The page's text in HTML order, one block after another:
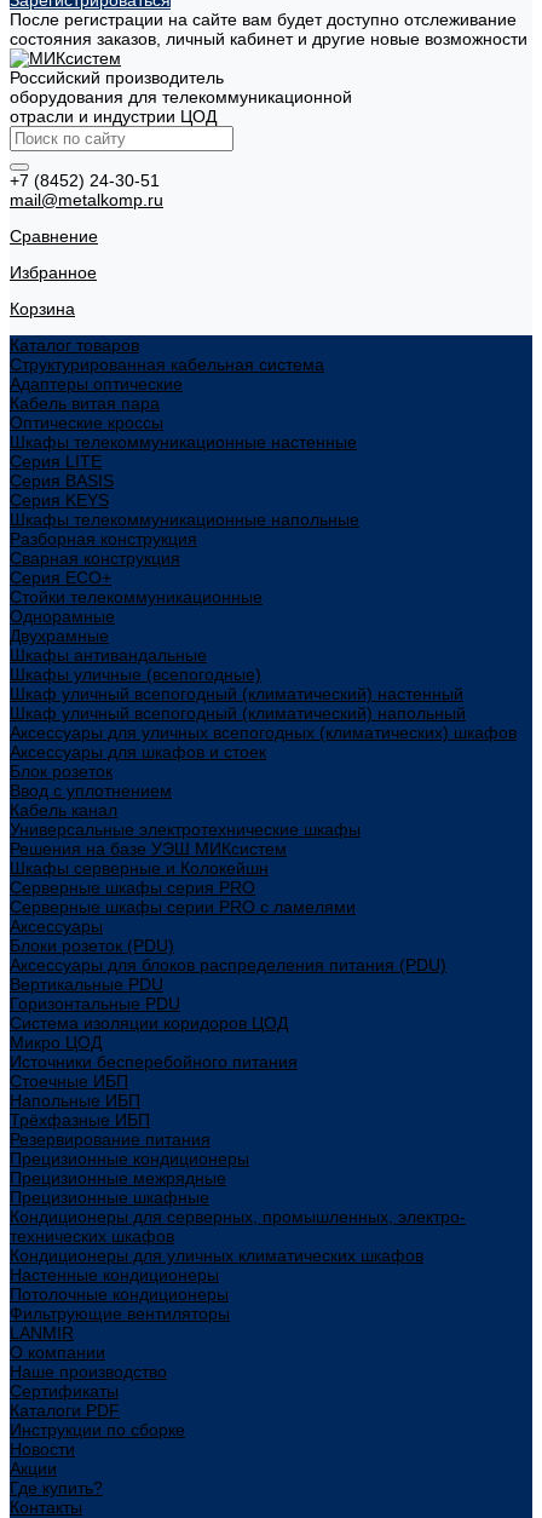
После регистрации на сайте вам будет доступно отслеживание
состояния заказов, личный кабинет и другие новые возможности
Российский производитель
оборудования для телекоммуникационной
отрасли и индустрии ЦОД
+7 (8452) 24-30-51
mail@metalkomp.ru
Сравнение
Избранное
Корзина
Каталог товаров
Структурированная кабельная система
Адаптеры оптические
Кабель витая пара
Оптические кроссы
Шкафы телекоммуникационные настенные
Cерия LITE
Cерия BASIS
Cерия KEYS
Шкафы телекоммуникационные напольные
Разборная конструкция
Сварная конструкция
Серия ECO+
Стойки телекоммуникационные
Однорамные
Двухрамные
Шкафы антивандальные
Шкафы уличные (всепогодные)
Шкаф уличный всепогодный (климатический) настенный
Шкаф уличный всепогодный (климатический) напольный
Аксессуары для уличных всепогодных (климатических) шкафов
Аксессуары для шкафов и стоек
Блок розеток
Ввод с уплотнением
Кабель канал
Универсальные электротехнические шкафы
Решения на базе УЭШ МИКсистем
Шкафы серверные и Колокейшн
Серверные шкафы серия PRO
Серверные шкафы серии PRO с ламелями
Аксессуары
Блоки розеток (PDU)
Аксессуары для блоков распределения питания (PDU)
Вертикальные PDU
Горизонтальные PDU
Система изоляции коридоров ЦОД
Микро ЦОД
Источники бесперебойного питания
Стоечные ИБП
Напольные ИБП
Трёхфазные ИБП
Резервирование питания
Прецизионные кондиционеры
Прецизионные межрядные
Прецизионные шкафные
Кондиционеры для серверных, промышленных, электро-
технических шкафов
Кондиционеры для уличных климатических шкафов
Настенные кондиционеры
Потолочные кондиционеры
Фильтрующие вентиляторы
LANMIR
О компании
Наше производство
Сертификаты
Каталоги PDF
Инструкции по сборке
Новости
Акции
Где купить?
Контакты